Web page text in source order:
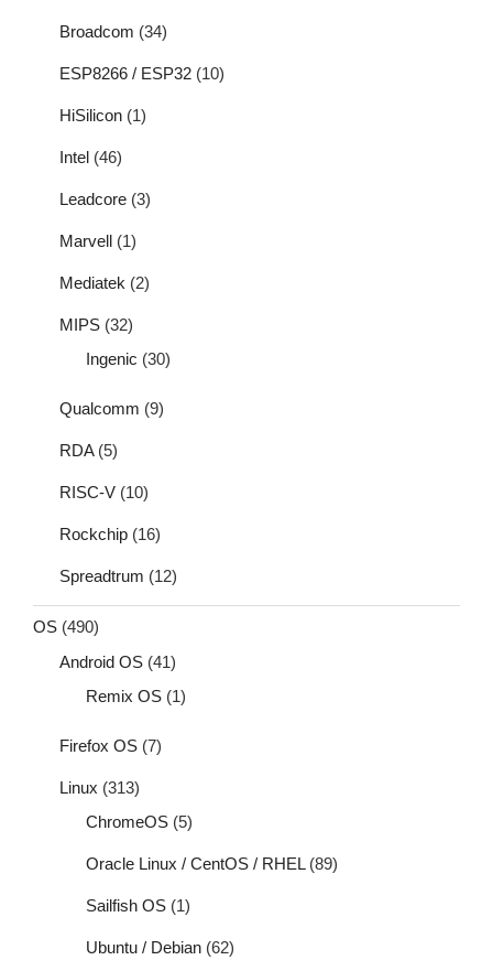
Broadcom (34)
ESP8266 / ESP32 (10)
HiSilicon (1)
Intel (46)
Leadcore (3)
Marvell (1)
Mediatek (2)
MIPS (32)
Ingenic (30)
Qualcomm (9)
RDA(5)
RISC-V (10)
Rockchip (16)
Spreadtrum (12)
OS (490)
Android OS (41)
Remix OS (1)
Firefox OS (7)
Linux (313)
ChromeOS (5)
Oracle Linux / CentOS / RHEL(89)
Sailfish OS (1)
Ubuntu / Debian (62)